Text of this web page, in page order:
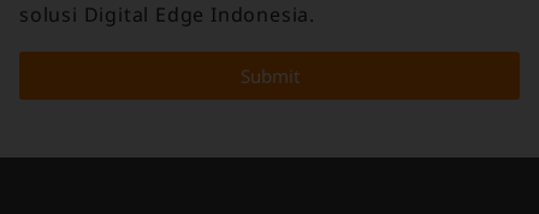
solusi Digital Edge Indonesia.
Submit